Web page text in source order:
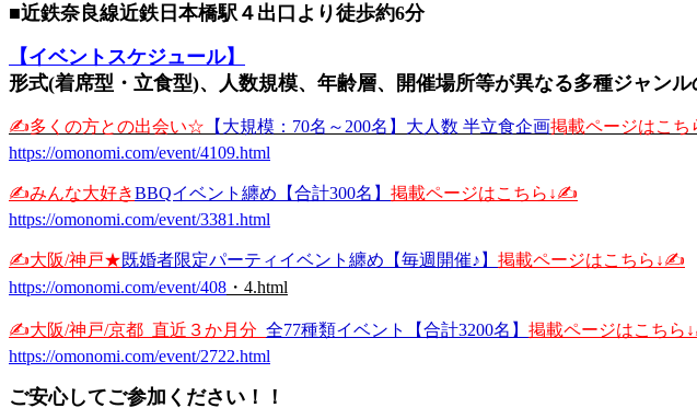
■近鉄奈良線近鉄日本橋駅４出口より徒歩約6分
【イベントスケジュール】
形式(着席型・立食型)、人数規模、年齢層、開催場所等が異なる多種ジャン
✍️多くの方との出会い☆ 【大規模：70名～200名】大人数 半立食企画掲載ページはこ
https://omonomi.com/event/4109.html
✍️みんな大好きBBQイベント纏め【合計300名】 掲載ページはこちら↓✍️
https://omonomi.com/event/3381.html
✍️大阪/神戸★既婚者限定パーティイベント纏め【毎週開催♪】 掲載ページはこちら↓✍️
https://omonomi.com/event/408 ・4.html
✍️大阪/神戸/京都_直近３か月分_ 全77種類イベント【合計3200名】 掲載ページはこち
https://omonomi.com/event/2722.html
ご安心してご参加ください！！